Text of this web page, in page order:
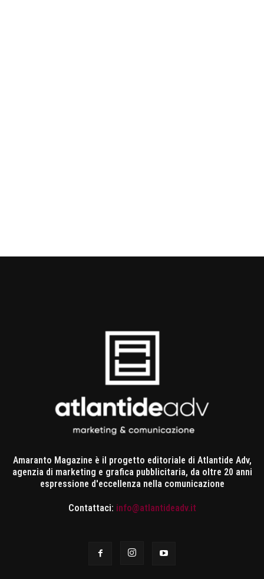
Amaranto Magazine è il progetto editoriale di Atlantide Adv,
agenzia di marketing e grafica pubblicitaria, da oltre 20 anni
espressione d'eccellenza nella comunicazione
Contattaci: info@atlantideadv.it